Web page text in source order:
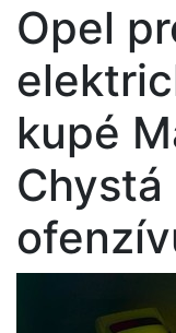
Opel
kupé